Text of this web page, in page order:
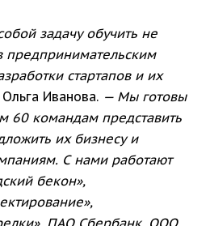
задачу обучить не
предпринимательским
стартапов и их
Иванова. — Мы готовы
60 командам представить
их бизнесу и
С нами работают
бекон»,
ПАО Сбербанк, ООО